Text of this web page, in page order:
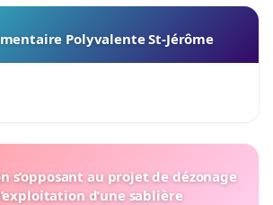
Polyvalente St-Jérôme
s’opposant au projet de dézonage
d’une sablière